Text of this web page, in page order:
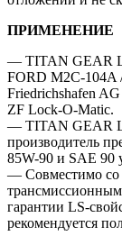
ПРИМЕНЕНИЕ
— TITAN GEAR
FORD M2C-104A
Friedrichshafen
ZF Lock-O-Matic.
— TITAN GEAR
производитель
85W-90 и SAE 90
— Совместимо со
гарантии LS-
рекомендуется